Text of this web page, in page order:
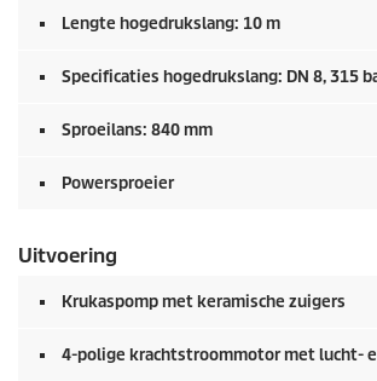
Lengte hogedrukslang: 10 m
Specificaties hogedrukslang: DN 8, 315
Sproeilans: 840 mm
Powersproeier
Uitvoering
Krukaspomp met keramische zuigers
4-polige krachtstroommotor met lucht-